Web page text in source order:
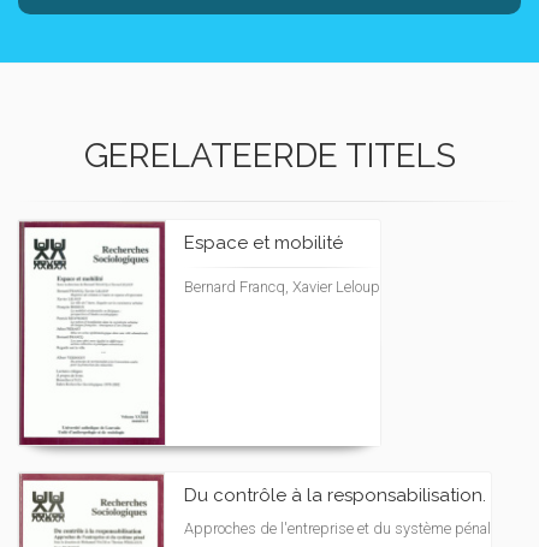
GERELATEERDE TITELS
Espace et mobilité
Bernard Francq, Xavier Leloup
Du contrôle à la responsabilisation.
Approches de l'entreprise et du système pénal